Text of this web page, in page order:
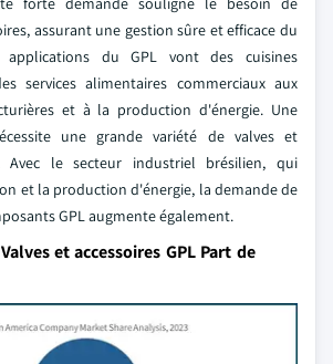
assurant une gestion sûre et efficace du
applications du GPL vont des cuisines
services alimentaires commerciaux aux
et à la production d'énergie. Une
une grande variété de valves et
Avec le secteur industriel brésilien, qui
et la production d'énergie, la demande de
GPL augmente également.
et accessoires GPL Part de